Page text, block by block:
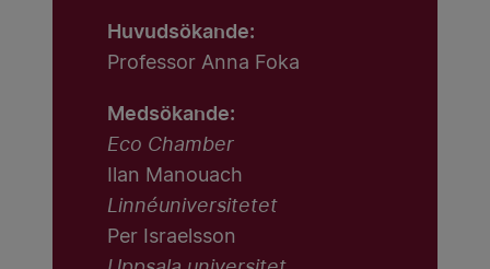
Huvudsökande:
Professor Anna Foka
Medsökande:
Eco Chamber
Ilan Manouach
Linnéuniversitetet
Per Israelsson